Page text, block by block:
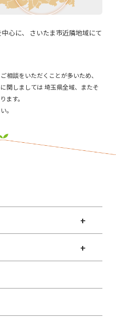
心に、
さいたま市近隣地域にて
相談をいただくことが多いため、
関しましては埼玉県全域、またそ
ます。
。